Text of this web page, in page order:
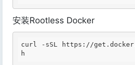
安装Rootless Docker
curl -sSL https://get .docker